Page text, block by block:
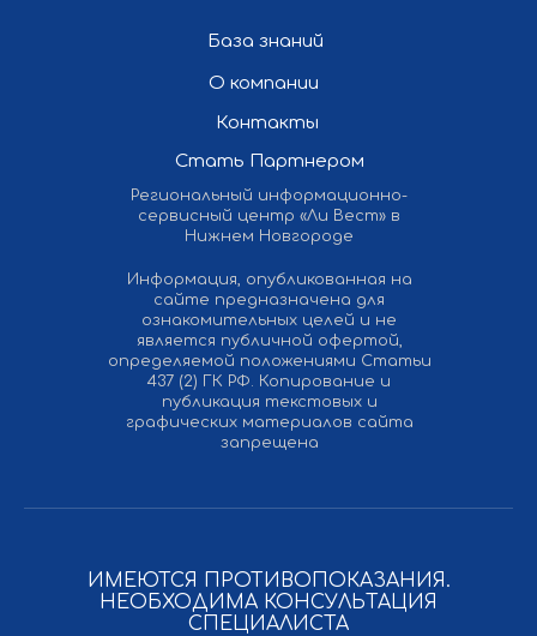
База знаний
О компании
Контакты
Стать Партнером
Региональный информационно-
сервисный центр «Ли Вест» в
Нижнем Новгороде
Информация, опубликованная на
сайте предназначена для
ознакомительных целей и не
является публичной офертой,
определяемой положениями Статьи
437 (2) ГК РФ. Копирование и
публикация текстовых и
графических материалов сайта
запрещена
ИМЕЮТСЯ ПРОТИВОПОКАЗАНИЯ.
НЕОБХОДИМА КОНСУЛЬТАЦИЯ
СПЕЦИАЛИСТА